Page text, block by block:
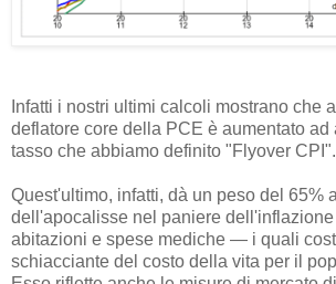
Infatti i nostri ultimi calcoli mostrano che
deflatore core della PCE è aumentato ad
tasso che abbiamo definito "Flyover CPI".
Quest'ultimo, infatti, dà un peso del 65%
dell'apocalisse nel paniere
abitazioni e spese mediche — i quali
schiacciante del costo della vita per il